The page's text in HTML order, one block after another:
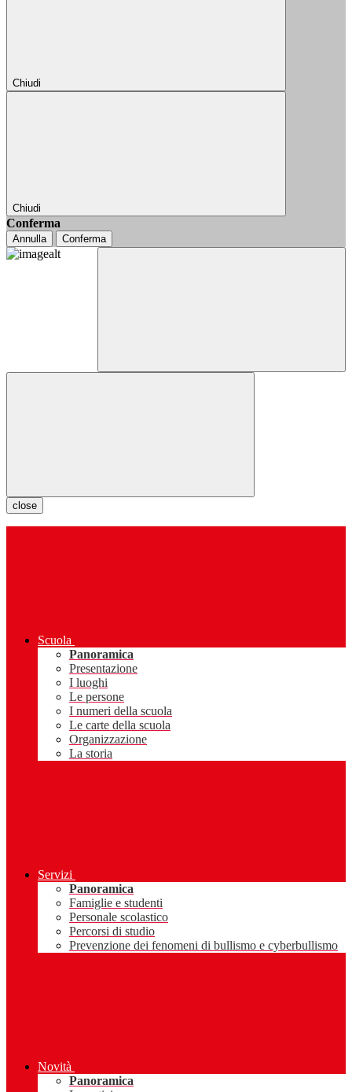
Chiudi
Chiudi
Conferma
Annulla Conferma
close
Scuola
Panoramica
Presentazione
I luoghi
Le persone
I numeri della scuola
Le carte della scuola
Organizzazione
La storia
Servizi
Panoramica
Famiglie e studenti
Personale scolastico
Percorsi di studio
Prevenzione dei fenomeni di bullismo e cyberbullismo
Novità
Panoramica